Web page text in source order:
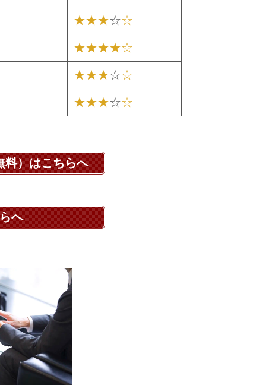
★★★☆☆
★★★★☆
★★★☆☆
★★★☆☆
料）はこちらへ
へ